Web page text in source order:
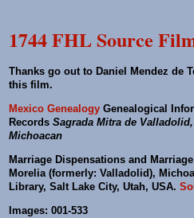
1744 FHL Source
Thanks go out to Daniel Mendez de
this film.
Mexico Genealogy Genealogical
Records Sagrada Mitra de
Michoacan
Marriage Dispensations and
Morelia (formerly: Valladolid),
Library, Salt Lake City, Utah, USA.
Images: 001-533